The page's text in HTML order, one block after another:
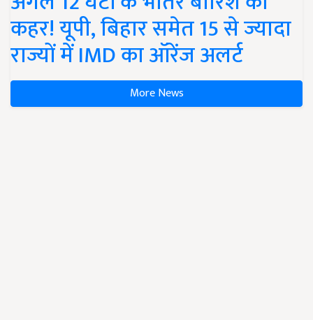
कहर! यूपी, बिहार समेत 15 से ज्यादा
राज्यों में IMD का ऑरेंज अलर्ट
More News